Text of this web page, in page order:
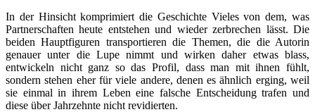
In der Hinsicht komprimiert die Geschichte Vieles von dem, was
Partnerschaften heute entstehen und wieder zerbrechen lässt. Die
beiden Hauptfiguren transportieren die Themen, die die Autorin
genauer unter die Lupe nimmt und wirken daher etwas blass,
entwickeln nicht ganz so das Profil, dass man mit ihnen fühlt,
sondern stehen eher für viele andere, denen es ähnlich erging, weil
sie einmal in ihrem Leben eine falsche Entscheidung trafen und
diese über Jahrzehnte nicht revidierten.